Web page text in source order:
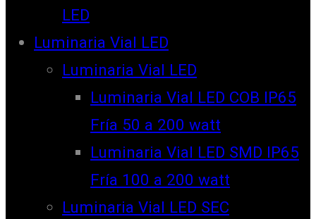
LED
Luminaria Vial LED
Luminaria Vial LED
Luminaria Vial LED COB IP65
Fría 50 a 200 watt
Luminaria Vial LED SMD IP65
Fría 100 a 200 watt
Luminaria Vial LED SEC